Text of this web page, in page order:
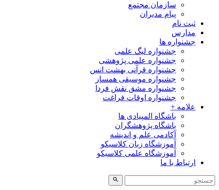
سازمان مجتمع
پیام مدیران
ثبت نام
مدارس
جشنواره ها
جشنواره لیگ علمی
جشنواره علمی پژوهشی
جشنواره قرآنی بهشت انس
جشنواره موسیقی همساز
جشنواره مشق نقش فردا
جشنواره اوقات فراغت
علامه +
باشگاه المپیادی ها
باشگاه پژوهشگران
آکادمی علم و اندیشه
آموزشگاه زبان کلاسیکو
آموزشگاه علمی کلاسیکو
ارتباط با ما